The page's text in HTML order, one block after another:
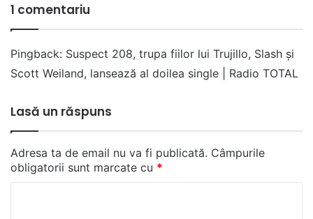
1 comentariu
Pingback: Suspect 208, trupa fiilor lui Trujillo, Slash și
Scott Weiland, lansează al doilea single | Radio TOTAL
Lasă un răspuns
Adresa ta de email nu va fi publicată. Câmpurile
obligatorii sunt marcate cu *